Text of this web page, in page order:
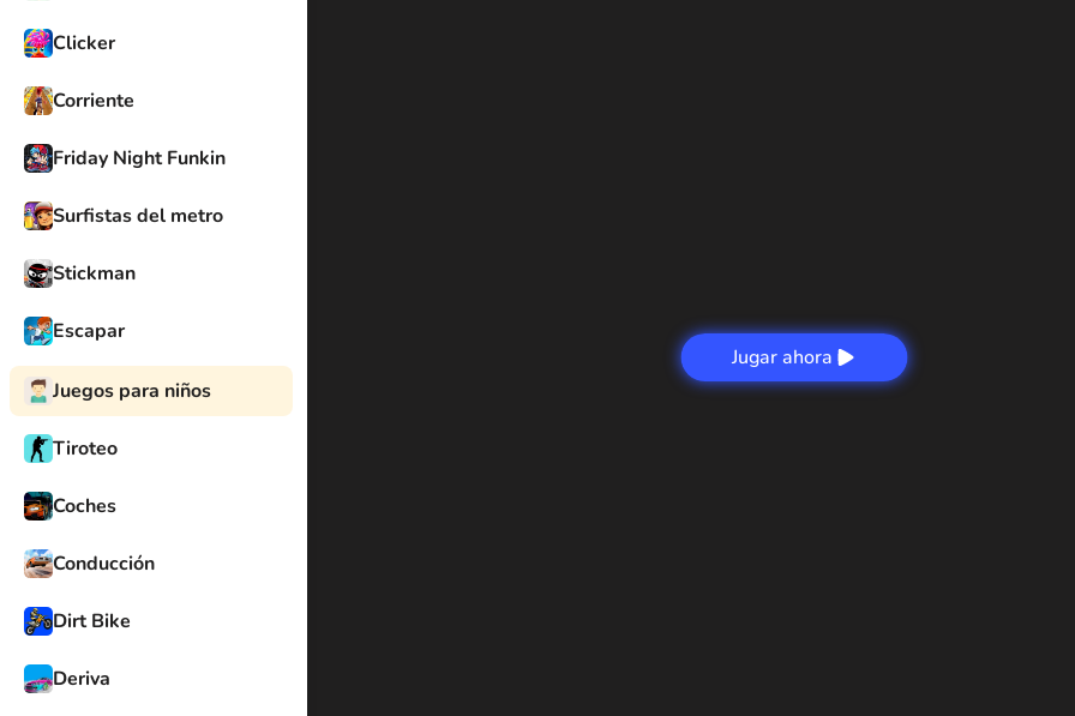
Clicker
Corriente
Friday Night Funkin
Surfistas del metro
Stickman
Escapar
Juegos para niños
Tiroteo
Coches
Conducción
Dirt Bike
Deriva
Jugar ahora